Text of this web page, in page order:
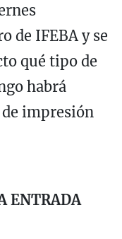
de IFEBA y se
qué tipo de
habrá
impresión
ENTRADA